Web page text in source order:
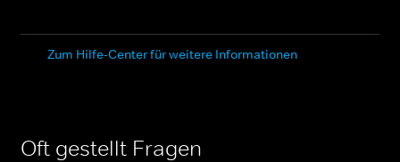
Zum Hilfe-Center für weitere Informationen
Oft gestellt Fragen